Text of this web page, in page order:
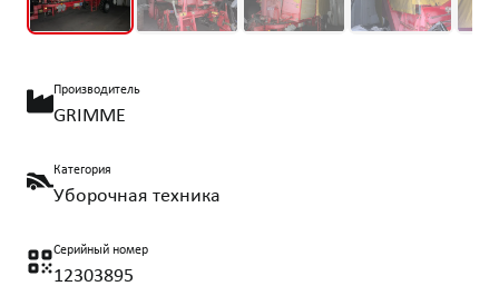
Производитель
GRIMME
Категория
Уборочная техника
Серийный номер
12303895